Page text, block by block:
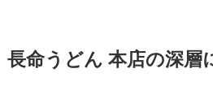
長命うどん 本店の深層